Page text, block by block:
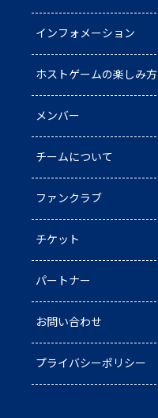
インフォメーション
全ての記事
イベント
お知らせ
試合情報
普及活動
ACADEMY
ホストゲームの楽しみ方
ホストゲームについて
D1/D2入替戦
ホストゲーム最終
第6戦ホストゲーム
青鮫祭り2026
第4戦ホストゲーム
第3戦ホストゲーム
メンバー
チームについて
チーム情報
チームの歴史
ホストのご案内
ファンクラブ
チケット
パートナー
パートナー一覧
パートナー募集
お問い合わせ
プライバシーポリシー